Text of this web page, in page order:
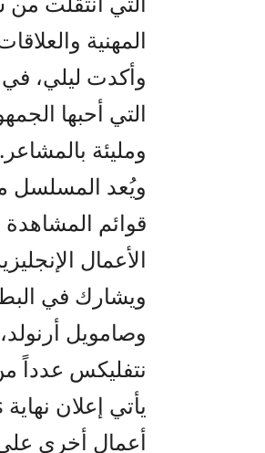
المهنية
وأكدت ليلي،
التي أحبها
ومليئة بالمشاعر.
ويُعد المسلسل
قوائم
الأعمال
ويشارك في
وصامويل
نتفليكس عدداً